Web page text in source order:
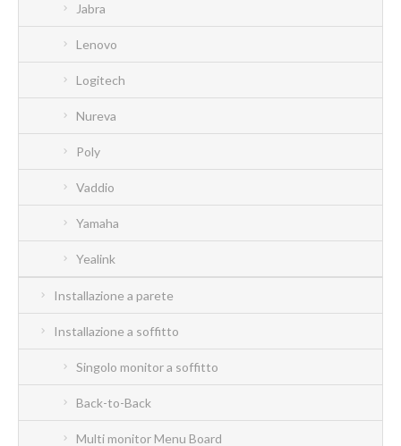
Jabra
Lenovo
Logitech
Nureva
Poly
Vaddio
Yamaha
Yealink
Installazione a parete
Installazione a soffitto
Singolo monitor a soffitto
Back-to-Back
Multi monitor Menu Board